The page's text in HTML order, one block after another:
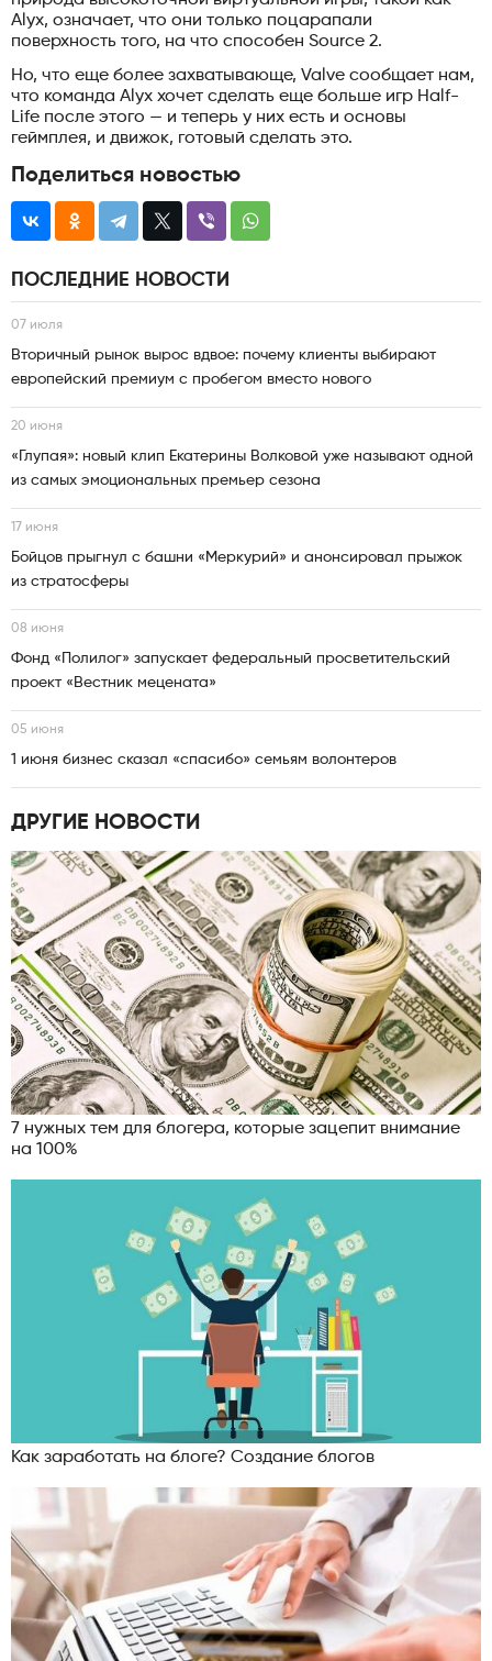
Alyx, означает, что они только поцарапали
поверхность того, на что способен Source 2.
Но, что еще более захватывающе, Valve сообщает нам,
что команда Alyx хочет сделать еще больше игр Half-
Life после этого — и теперь у них есть и основы
геймплея, и движок, готовый сделать это.
Поделиться новостью
ПОСЛЕДНИЕ НОВОСТИ
07 июля
Вторичный рынок вырос вдвое: почему клиенты выбирают
европейский премиум с пробегом вместо нового
20 июня
«Глупая»: новый клип Екатерины Волковой уже называют одной
из самых эмоциональных премьер сезона
17 июня
Бойцов прыгнул с башни «Меркурий» и анонсировал прыжок
из стратосферы
08 июня
Фонд «Полилог» запускает федеральный просветительский
проект «Вестник мецената»
05 июня
1 июня бизнес сказал «спасибо» семьям волонтеров
ДРУГИЕ НОВОСТИ
7 нужных тем для блогера, которые зацепит внимание
на 100%
Как заработать на блоге? Создание блогов